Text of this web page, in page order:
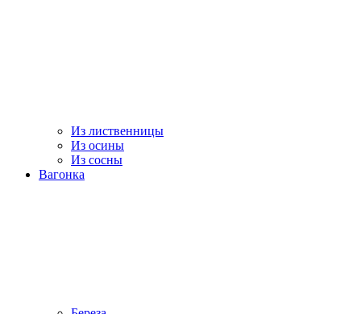
Из лиственницы
Из осины
Из сосны
Вагонка